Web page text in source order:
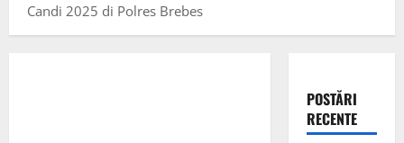
Candi 2025 di Polres Brebes
POSTĂRI
RECENTE